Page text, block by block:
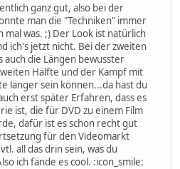
ganz gut, also bei der
man die "Techniken" immer
was. ;) Der Look ist natürlich
ich's jetzt nicht. Bei der zweiten
auch die Längen bewusster
Hälfte und der Kampf mit
länger sein können...da hast du
erst später Erfahren, dass es
ist, die für DVD zu einem Film
dafür ist es schon recht gut
für den Videomarkt
all das drin sein, was du
ich fände es cool. :icon_smile: